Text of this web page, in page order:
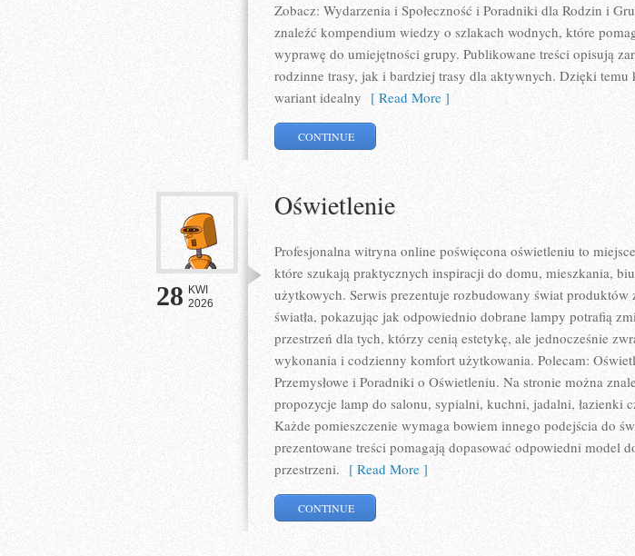
Zobacz: Wydarzenia i Społeczność i Poradniki dla Rodzin i
znaleźć kompendium wiedzy o szlakach wodnych, które
wyprawę do umiejętności grupy. Publikowane treści opisują
rodzinne trasy, jak i bardziej trasy dla aktywnych. Dzięki temu
wariant idealny [ Read More ]
CONTINUE
28 KWI
2026
Oświetlenie
Profesjonalna witryna online poświęcona oświetleniu to
które szukają praktycznych inspiracji do domu, mieszkania,
użytkowych. Serwis prezentuje rozbudowany świat produktów
światła, pokazując jak odpowiednio dobrane lampy potrafią
przestrzeń dla tych, którzy cenią estetykę, ale jednocześnie
wykonania i codzienny komfort użytkowania. Polecam:
Przemysłowe i Poradniki o Oświetleniu. Na stronie można
propozycje lamp do salonu, sypialni, kuchni, jadalni, łazienki
Każde pomieszczenie wymaga bowiem innego podejścia do
prezentowane treści pomagają dopasować odpowiedni model
przestrzeni. [ Read More ]
CONTINUE